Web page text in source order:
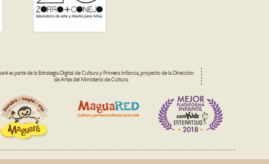
es parte de la Estrategia Digital de Cultura y Primera Infancia, proyecto de la Dirección
de Artes del Ministerio de Cultura.